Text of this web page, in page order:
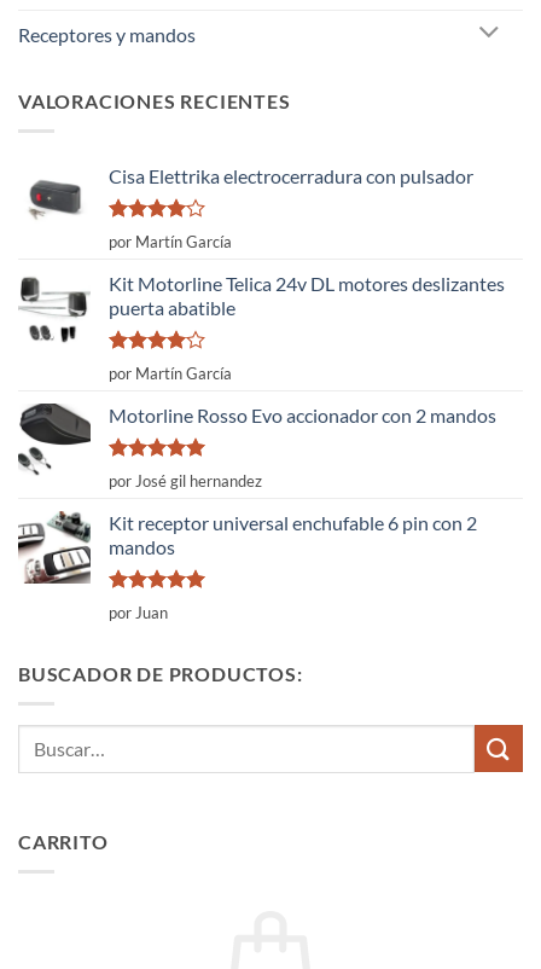
Receptores y mandos
VALORACIONES RECIENTES
Cisa Elettrika electrocerradura con pulsador
Valorado
con
5
por Martín García
Kit Motorline Telica 24v DL motores deslizantes
puerta abatible
Valorado
con
5
por Martín García
Motorline Rosso Evo accionador con 2 mandos
Valorado
con
de 5
por José gil hernandez
Kit receptor universal enchufable 6 pin con 2
mandos
Valorado
con
por Juan
BUSCADOR DE PRODUCTOS:
CARRITO